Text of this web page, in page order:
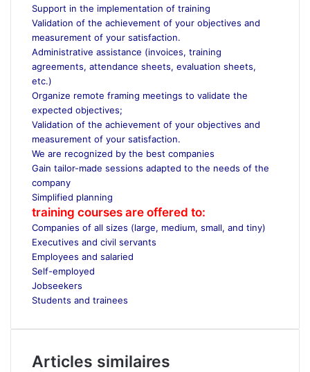
Support in the implementation of training
Validation of the achievement of your objectives and
measurement of your satisfaction.
Administrative assistance (invoices, training
agreements, attendance sheets, evaluation sheets,
etc.)
Organize remote framing meetings to validate the
expected objectives;
Validation of the achievement of your objectives and
measurement of your satisfaction.
We are recognized by the best companies
Gain tailor-made sessions adapted to the needs of the
company
Simplified planning
training courses are offered to:
Companies of all sizes (large, medium, small, and tiny)
Executives and civil servants
Employees and salaried
Self-employed
Jobseekers
Students and trainees
Articles similaires